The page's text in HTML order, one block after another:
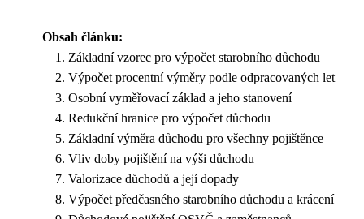
Obsah článku:
Základní vzorec pro výpočet starobního důchodu
Výpočet procentní výměry podle odpracovaných let
Osobní vyměřovací základ a jeho stanovení
Redukční hranice pro výpočet důchodu
Základní výměra důchodu pro všechny pojištěnce
Vliv doby pojištění na výši důchodu
Valorizace důchodů a její dopady
Výpočet předčasného starobního důchodu a krácení